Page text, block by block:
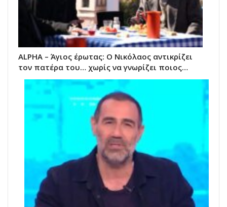
ALPHA – Άγιος έρωτας: Ο Νικόλαος αντικρίζει
τον πατέρα του… χωρίς να γνωρίζει ποιος…